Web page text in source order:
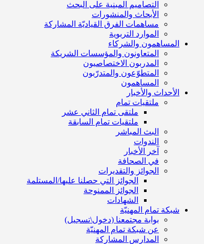
التصاميم المبنية على البحث
الأبحاث والمنشورات
مساهمات الفرق القياديّة المشاركة
الموارد التربوية
المساهمون والشركاء
المتعاونون والمؤسسات الشريكة
المدربون الاختصاصيون
المتطوّعون والمتدرّبون
المساهمون
الأحداث والأخبار
ملتقيات تمام
ملتقى تمام الثاني عشر
ملتقيات تمام السابقة
البث المباشر
الندوات
آخر الأخبار
في الصحافة
الجوائز والتقديرات
الجوائز التي حصلنا عليها/المستلمة
الجوائز الممنوحة
الشهادات
شبكة تمام المهنيّة
بوابة مجتمعنا (دخول\تسجيل)
عن شبكة تمام المهنيّة
المدارس المشاركة